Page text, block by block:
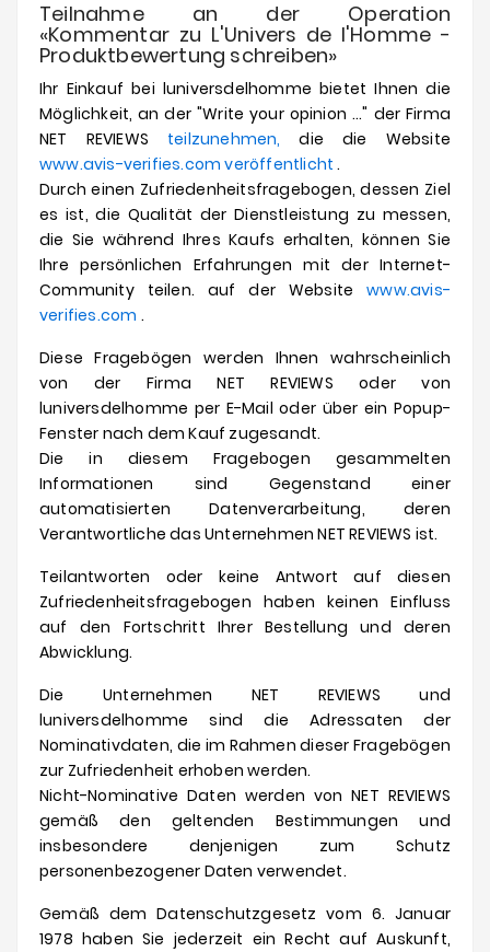
Teilnahme an der Operation
«Kommentar zu L'Univers de l'Homme -
Produktbewertung schreiben»
Ihr Einkauf bei luniversdelhomme bietet Ihnen die
Möglichkeit, an der "Write your opinion ..." der Firma
NET REVIEWS teilzunehmen, die die Website
www.avis-verifies.com veröffentlicht .
Durch einen Zufriedenheitsfragebogen, dessen Ziel
es ist, die Qualität der Dienstleistung zu messen,
die Sie während Ihres Kaufs erhalten, können Sie
Ihre persönlichen Erfahrungen mit der Internet-
Community teilen. auf der Websitewww.avis-
verifies.com .
Diese Fragebögen werden Ihnen wahrscheinlich
von der Firma NET REVIEWS oder von
luniversdelhomme per E-Mail oder über ein Popup-
Fenster nach dem Kauf zugesandt.
Die in diesem Fragebogen gesammelten
Informationen sind Gegenstand einer
automatisierten Datenverarbeitung, deren
Verantwortliche das Unternehmen NET REVIEWS ist.
Teilantworten oder keine Antwort auf diesen
Zufriedenheitsfragebogen haben keinen Einfluss
auf den Fortschritt Ihrer Bestellung und deren
Abwicklung.
Die Unternehmen NET REVIEWS und
luniversdelhomme sind die Adressaten der
Nominativdaten, die im Rahmen dieser Fragebögen
zur Zufriedenheit erhoben werden.
Nicht-Nominative Daten werden von NET REVIEWS
gemäß den geltenden Bestimmungen und
insbesondere denjenigen zum Schutz
personenbezogener Daten verwendet.
Gemäß dem Datenschutzgesetz vom 6. Januar
1978 haben Sie jederzeit ein Recht auf Auskunft,